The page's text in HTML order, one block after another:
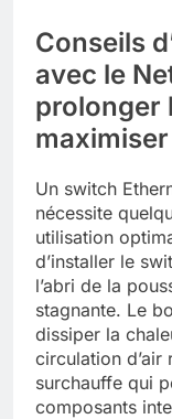
Conseils
avec le
prolonger
Un switch
nécessite
utilisation
d’installer le
l’abri de la
stagnante. Le
dissiper la
circulation d’air
surchauffe qui
composants